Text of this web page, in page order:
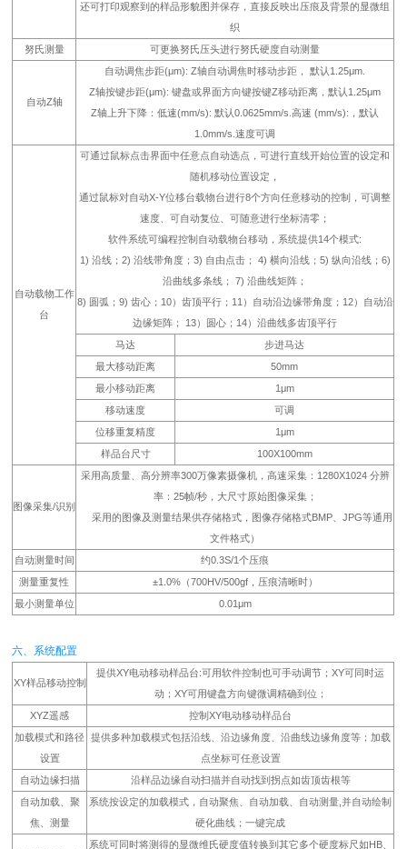
还可打印观察到的样品形貌图并保存，直接反映出压痕及背景的显微组
织
努氏测量
可更换努氏压头进行努氏硬度自动测量
自动Z轴
自动调焦步距(μm): Z轴自动调焦时移动步距， 默认1.25μm.
Z轴按键步距(μm): 键盘或界面方向键按键Z移动距离，默认1.25μm
Z轴上升下降：低速(mm/s): 默认0.0625mm/s.高速 (mm/s):，默认
1.0mm/s.速度可调
自动载物工作
台
可通过鼠标点击界面中任意点自动选点，可进行直线开始位置的设定和
随机移动位置设定，
通过鼠标对自动X-Y位移台载物台进行8个方向任意移动的控制，可调整
速度、可自动复位、可随意进行坐标清零；
软件系统可编程控制自动载物台移动，系统提供14个模式:
1) 沿线；2) 沿线带角度；3) 自由点击； 4) 横向沿线；5) 纵向沿线；6)
沿曲线多条线； 7) 沿曲线矩阵；
8) 圆弧；9) 齿心；10）齿顶平行；11）自动沿边缘带角度；12）自动沿
边缘矩阵； 13）圆心；14）沿曲线多齿顶平行
马达
步进马达
最大移动距离
50mm
最小移动距离
1μm
移动速度
可调
位移重复精度
1μm
样品台尺寸
100X100mm
图像采集/识别
采用高质量、高分辨率300万像素摄像机，高速采集：1280X1024 分辨
率：25帧/秒，大尺寸原始图像采集；
采用的图像及测量结果供存储格式，图像存储格式BMP、JPG等通用
文件格式）
自动测量时间
约0.3S/1个压痕
测量重复性
±1.0%（700HV/500gf，压痕清晰时）
最小测量单位
0.01μm
六、系统配置
XY样品移动控制
提供XY电动移动样品台:可用软件控制也可手动调节；XY可同时运
动；XY可用键盘方向键微调精确到位；
XYZ遥感
控制XY电动移动样品台
加载模式和路径
设置
提供多种加载模式包括沿线、沿边缘角度、沿曲线边缘角度等；加载
点坐标可任意设置
自动边缘扫描
沿样品边缘自动扫描并自动找到拐点如齿顶齿根等
自动加载、聚
焦、测量
系统按设定的加载模式，自动聚焦、自动加载、自动测量,并自动绘制
硬化曲线；一键完成
系统可同时将测得的显微维氏硬度值转换到其它多个硬度标尺如HB、